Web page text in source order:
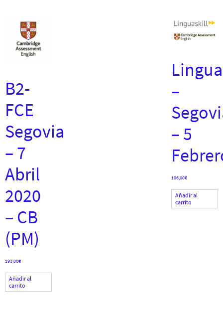
B2-
FCE
Segovia
– 7
Abril
2020
– CB
(PM)
193,00€
Añadir al
carrito
–
– 5
106,00€
Añadir al
carrito